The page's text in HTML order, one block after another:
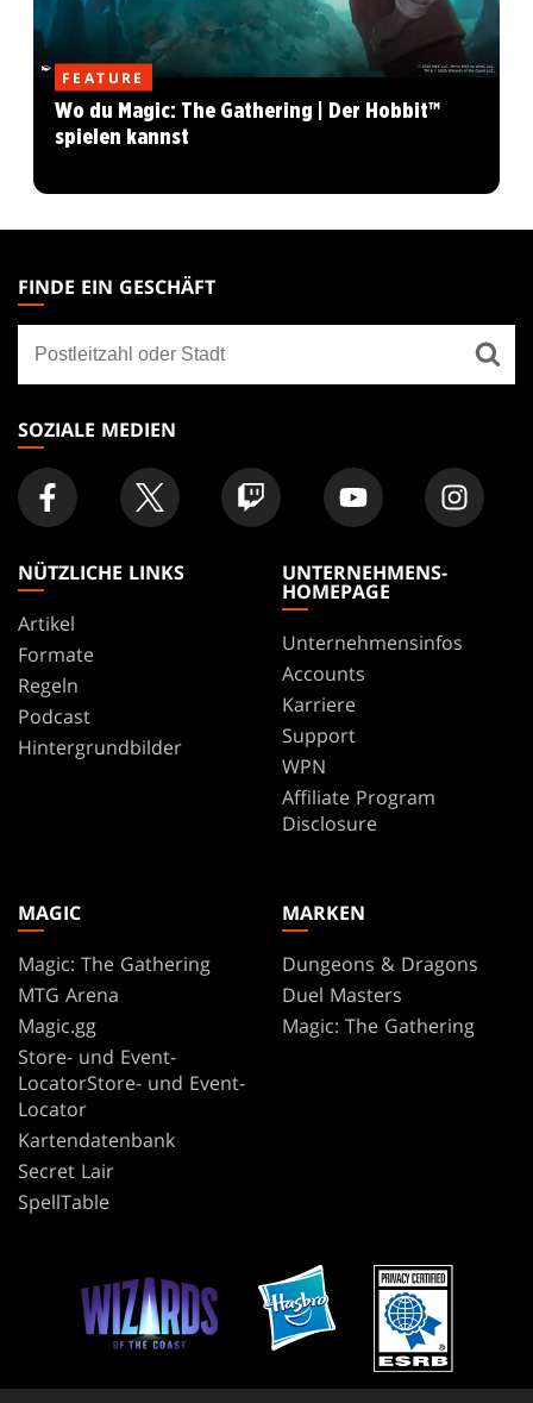
FEATURE
Wo du Magic: The Gathering | Der Hobbit™
spielen kannst
THE
GATHERING
FOOTER
FINDE EIN GESCHÄFT
ein
Geschäft
SOZIALE MEDIEN
NÜTZLICHE LINKS
Artikel
Formate
Regeln
Podcast
Hintergrundbilder
UNTERNEHMENS-
HOMEPAGE
Unternehmensinfos
Accounts
Karriere
Support
WPN
Affiliate Program
Disclosure
MAGIC
Magic: The Gathering
MTG Arena
Magic.gg
Store- und Event-
LocatorStore- und Event-
Locator
Kartendatenbank
Secret Lair
SpellTable
MARKEN
Dungeons & Dragons
Duel Masters
Magic: The Gathering